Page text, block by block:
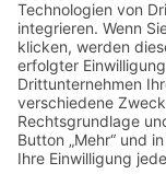
Registrieren
Foren-Übersicht
Alle Zeiten sind
Alle Cookies
Powered byphpBB®